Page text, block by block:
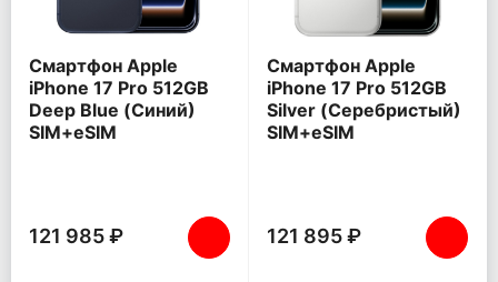
Смартфон Apple
iPhone 17 Pro 512GB
Deep Blue (Синий)
SIM+eSIM
121 985 ₽
Смартфон Apple
iPhone 17 Pro 512GB
Silver (Серебристый)
SIM+eSIM
121 895 ₽